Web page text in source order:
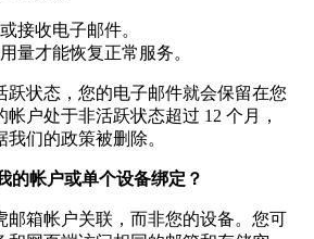
接收电子邮件。
量才能恢复正常服务。
跃状态，您的电子邮件就会保留在您
户处于非活跃状态超过 12 个月，
们的政策被删除。
的帐户或单个设备绑定？
邮箱帐户关联，而非您的设备。您可